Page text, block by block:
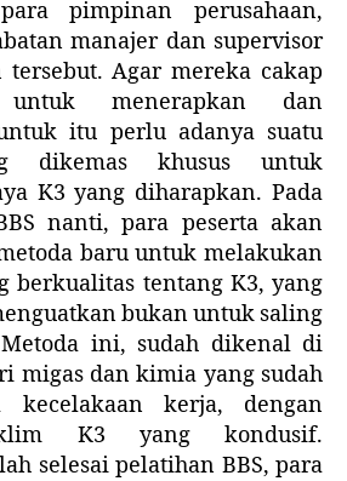
pimpinan perusahaan,
manajer dan supervisor
tersebut. Agar mereka cakap
menerapkan dan
itu perlu adanya suatu
dikemas khusus untuk
K3 yang diharapkan. Pada
nanti, para peserta akan
baru untuk melakukan
berkualitas tentang K3, yang
bukan untuk saling
ini, sudah dikenal di
migas dan kimia yang sudah
kecelakaan kerja, dengan
K3 yang kondusif.
selesai pelatihan BBS, para